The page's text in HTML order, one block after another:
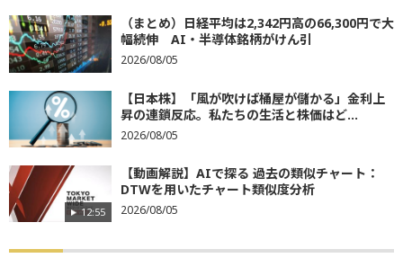
（まとめ）日経平均は2,342円高の66,300円で大
幅続伸 AI・半導体銘柄がけん引
2026/08/05
【日本株】「風が吹けば桶屋が儲かる」金利上
昇の連鎖反応。私たちの生活と株価はど...
2026/08/05
12:55
【動画解説】AIで探る 過去の類似チャート：
DTWを用いたチャート類似度分析
2026/08/05